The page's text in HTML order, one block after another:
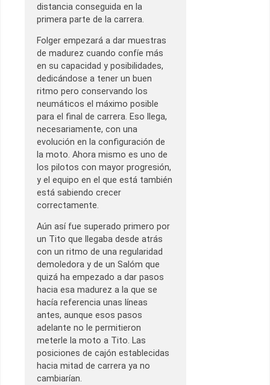
distancia conseguida en la
primera parte de la carrera.
Folger empezará a dar muestras
de madurez cuando confíe más
en su capacidad y posibilidades,
dedicándose a tener un buen
ritmo pero conservando los
neumáticos el máximo posible
para el final de carrera. Eso llega,
necesariamente, con una
evolución en la configuración de
la moto. Ahora mismo es uno de
los pilotos con mayor progresión,
y el equipo en el que está también
está sabiendo crecer
correctamente.
Aún así fue superado primero por
un Tito que llegaba desde atrás
con un ritmo de una regularidad
demoledora y de un Salóm que
quizá ha empezado a dar pasos
hacia esa madurez a la que se
hacía referencia unas líneas
antes, aunque esos pasos
adelante no le permitieron
meterle la moto a Tito. Las
posiciones de cajón establecidas
hacia mitad de carrera ya no
cambiarían.